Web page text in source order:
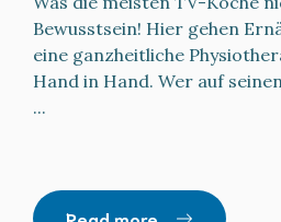
Bewusstsein! Hier gehen
eine ganzheitliche
Hand in Hand. Wer auf
...